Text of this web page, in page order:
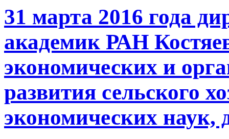
31 марта 2016 года
академик РАН
экономических и
развития сельского
экономических